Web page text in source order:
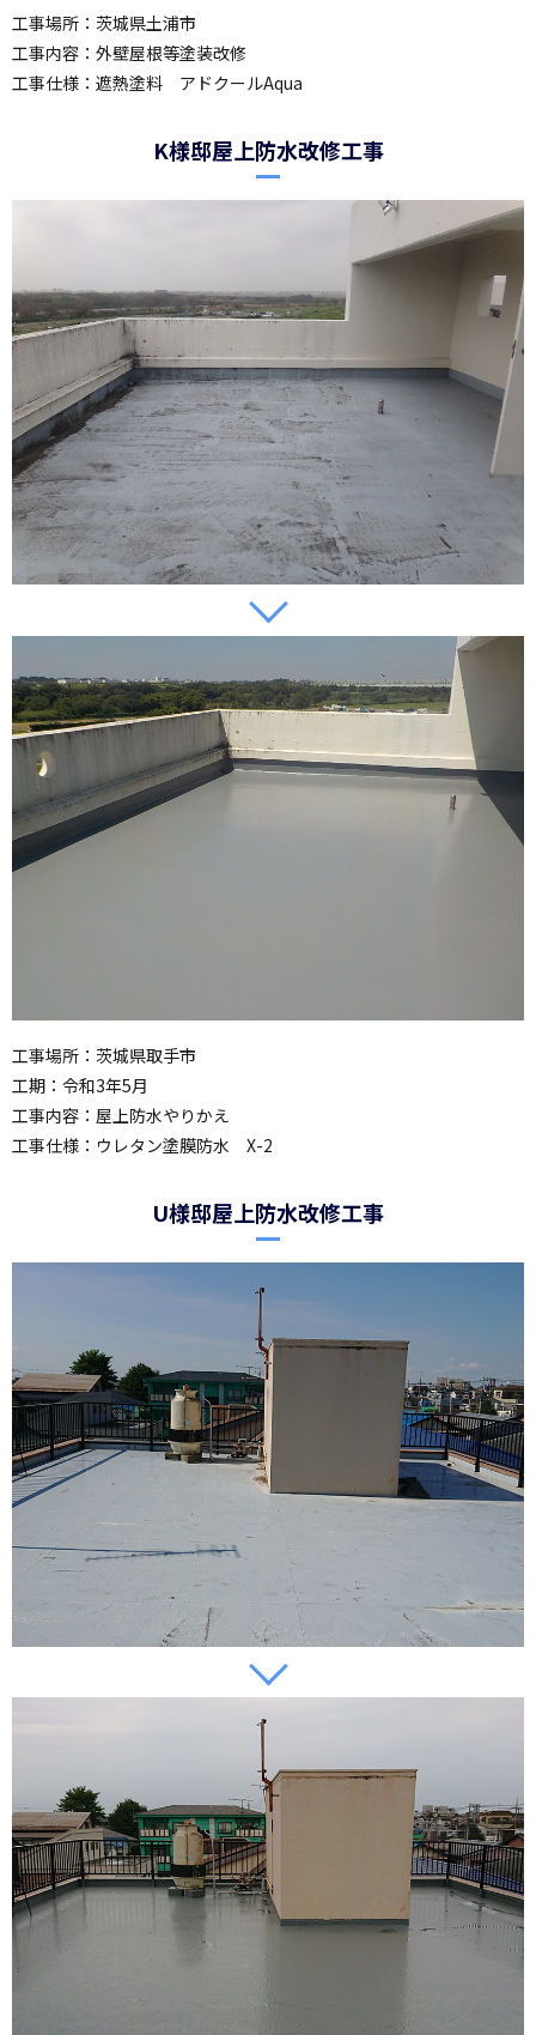
工事場所：茨城県土浦市
工事内容：外壁屋根等塗装改修
工事仕様：遮熱塗料 アドクールAqua
K様邸屋上防水改修工事
工事場所：茨城県取手市
工期：令和3年5月
工事内容：屋上防水やりかえ
工事仕様：ウレタン塗膜防水 X-2
U様邸屋上防水改修工事